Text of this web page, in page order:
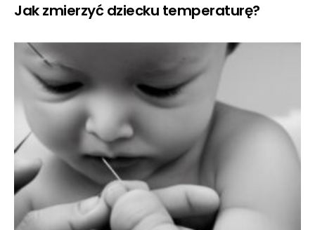
Jak zmierzyć dziecku temperaturę?